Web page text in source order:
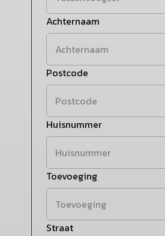
Achternaam
Postcode
Huisnummer
Toevoeging
Straat